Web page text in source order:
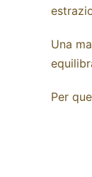
Una
Per